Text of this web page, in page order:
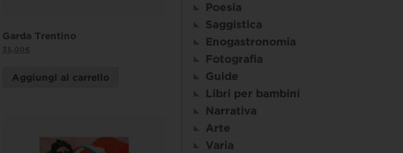
Garda Trentino
35,00€
Aggiungi al carrello
Poesia
Saggistica
Enogastronomia
Fotografia
Guide
Libri per bambini
Narrativa
Arte
Varia